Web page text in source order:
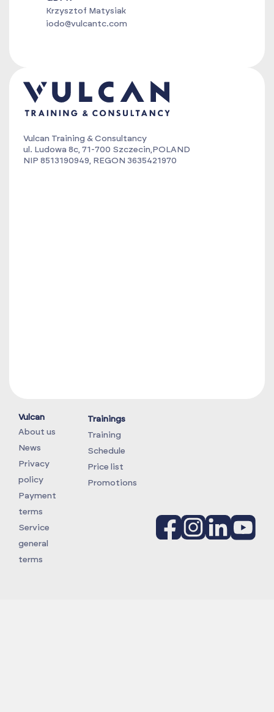
Krzysztof Matysiak
iodo@vulcantc.com
Vulcan Training & Consultancy
ul. Ludowa 8c, 71-700 Szczecin,POLAND
NIP 8513190949, REGON 3635421970
Vulcan
About us
News
Privacy
policy
Payment
terms
Service
general
terms
Trainings
Training
Schedule
Price list
Promotions